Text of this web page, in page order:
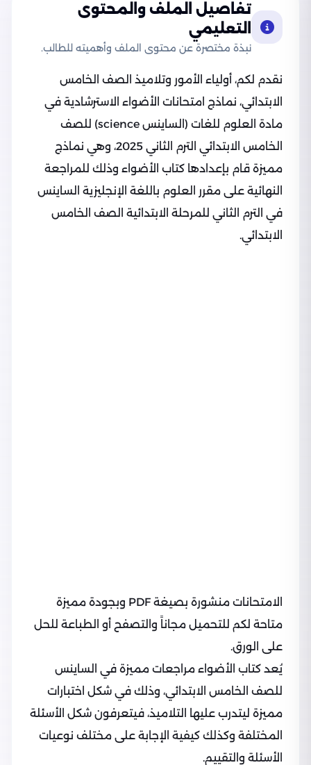
تفاصيل الملف والمحتوى
التعليمي
نبذة مختصرة عن محتوى الملف وأهميته للطالب.
نقدم لكم، أولياء الأمور وتلاميذ الصف الخامس
الابتدائي، نماذج امتحانات الأضواء الاسترشادية في
مادة العلوم للغات (الساينس science) للصف
الخامس الابتدائي الترم الثاني 2025، وهي نماذج
مميزة قام بإعدادها كتاب الأضواء وذلك للمراجعة
النهائية على مقرر العلوم باللغة الإنجليزية الساينس
في الترم الثاني للمرحلة الابتدائية الصف الخامس
الابتدائي.
الامتحانات منشورة بصيغة PDF وبجودة مميزة
متاحة لكم للتحميل مجاناً والتصفح أو الطباعة للحل
على الورق.
يُعد كتاب الأضواء مراجعات مميزة في الساينس
للصف الخامس الابتدائي، وذلك في شكل اختبارات
مميزة ليتدرب عليها التلاميذ، فيتعرفون شكل الأسئلة
المختلفة وكذلك كيفية الإجابة على مختلف نوعيات
الأسئلة والتقييم.